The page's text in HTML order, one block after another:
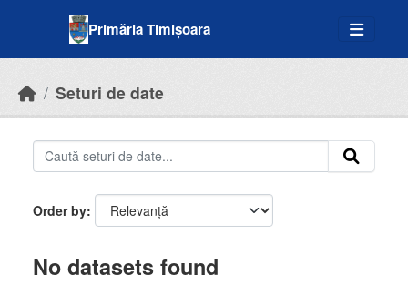
Primăria Timișoara
Seturi de date
Order by
No datasets found